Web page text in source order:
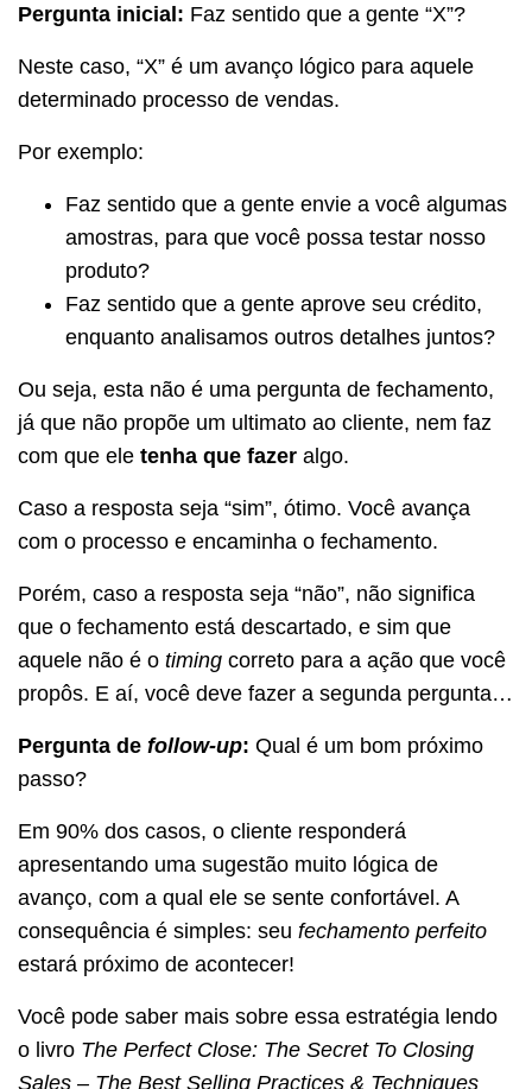
Pergunta inicial: Faz sentido que a gente “X”?
Neste caso, “X” é um avanço lógico para aquele
determinado processo de vendas.
Por exemplo:
Faz sentido que a gente envie a você algumas
amostras, para que você possa testar nosso
produto?
Faz sentido que a gente aprove seu crédito,
enquanto analisamos outros detalhes juntos?
Ou seja, esta não é uma pergunta de fechamento,
já que não propõe um ultimato ao cliente, nem faz
com que ele tenha que fazer algo.
Caso a resposta seja “sim”, ótimo. Você avança
com o processo e encaminha o fechamento.
Porém, caso a resposta seja “não”, não significa
que o fechamento está descartado, e sim que
aquele não é o timing correto para a ação que você
propôs. E aí, você deve fazer a segunda pergunta…
Pergunta de follow-up: Qual é um bom próximo
passo?
Em 90% dos casos, o cliente responderá
apresentando uma sugestão muito lógica de
avanço, com a qual ele se sente confortável. A
consequência é simples: seu fechamento perfeito
estará próximo de acontecer!
Você pode saber mais sobre essa estratégia lendo
o livro The Perfect Close: The Secret To Closing
Sales – The Best Selling Practices & Techniques